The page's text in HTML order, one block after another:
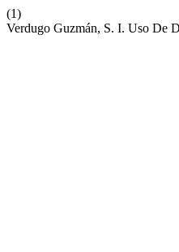
(1)
Verdugo Guzmán, S. I. Uso De